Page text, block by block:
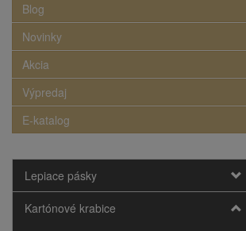
Blog
Novinky
Akcia
Výpredaj
E-katalog
Lepiace pásky
Kartónové krabice